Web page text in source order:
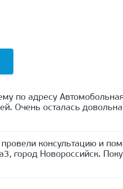
по адресу
Очень осталась
консультацию и
город Новороссийск.